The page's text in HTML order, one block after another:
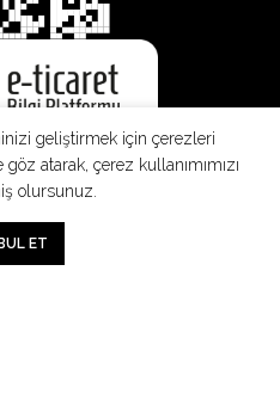
geliştirmek için çerezleri
atarak, çerez kullanımımızı
olursunuz.
ET